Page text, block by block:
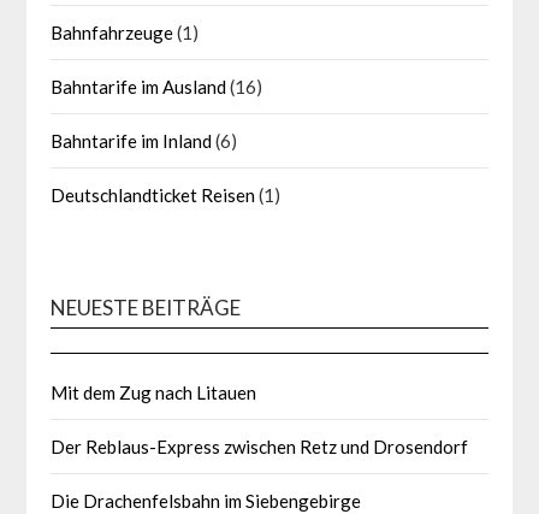
Bahnfahrzeuge(1)
Bahntarife im Ausland(16)
Bahntarife im Inland(6)
Deutschlandticket Reisen(1)
NEUESTE BEITRÄGE
Mit dem Zug nach Litauen
Der Reblaus-Express zwischen Retz und Drosendorf
Die Drachenfelsbahn im Siebengebirge